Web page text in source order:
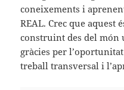
coneixements i
REAL. Crec que aquest
construint des del
gràcies per
treball transversal i